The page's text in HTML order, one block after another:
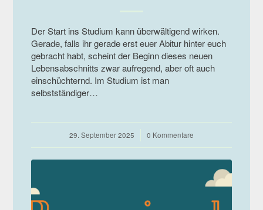
Der Start ins Studium kann überwältigend wirken.
Gerade, falls ihr gerade erst euer Abitur hinter euch
gebracht habt, scheint der Beginn dieses neuen
Lebensabschnitts zwar aufregend, aber oft auch
einschüchternd. Im Studium ist man
selbstständiger…
29. September 2025
/ 0 Kommentare